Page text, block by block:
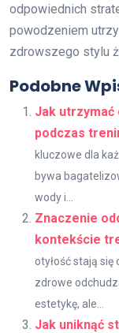
odpowiednich
powodzeniem
zdrowszego stylu
Podobne
Jak utrzymać
podczas
kluczowe dla
bywa
wody i...
Znaczenie
kontekście
otyłość stają
zdrowe
estetykę, ale...
Jak uniknąć